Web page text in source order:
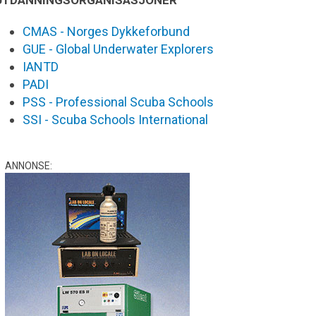
CMAS - Norges Dykkeforbund
GUE - Global Underwater Explorers
IANTD
PADI
PSS - Professional Scuba Schools
SSI - Scuba Schools International
ANNONSE: